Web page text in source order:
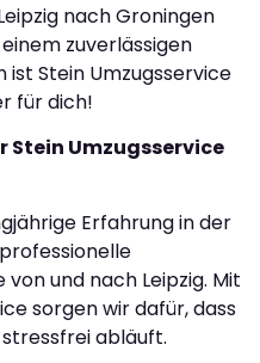
nach Groningen
zuverlässigen
ist Stein Umzugsservice
für dich!
Umzugsservice
Erfahrung in der
und nach Leipzig. Mit
sorgen wir dafür, dass
abläuft.